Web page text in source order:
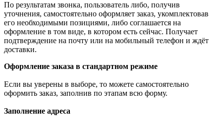
По результатам звонка, пользователь либо, получив
уточнения, самостоятельно оформляет заказ, укомплектовав
его необходимыми позициями, либо соглашается на
оформление в том виде, в котором есть сейчас. Получает
подтверждение на почту или на мобильный телефон и ждёт
доставки.
Оформление заказа в стандартном режиме
Если вы уверены в выборе, то можете самостоятельно
оформить заказ, заполнив по этапам всю форму.
Заполнение адреса